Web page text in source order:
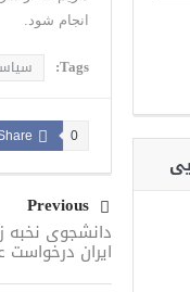
انجام شود.
Tags:
0
Previous
دانشجوی نخبه
ایران